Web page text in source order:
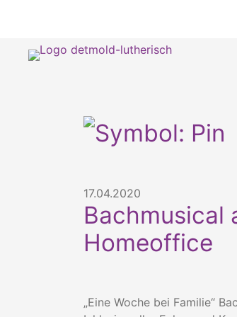
17.04.2020
Bachmusical
Homeoffice
„Eine Woche bei Familie“